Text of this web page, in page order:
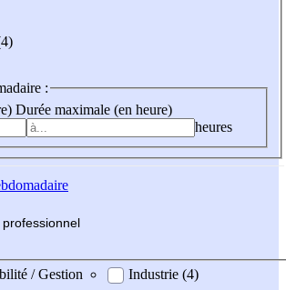
:
Durée maximale (en heure)
heures
professionnel
/ Gestion
Industrie (4)